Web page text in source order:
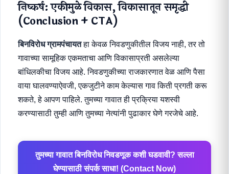
निष्कर्ष: एकीमुळे विकास, विकासातून समृद्धी
(Conclusion + CTA)
बिनविरोध ग्रामपंचायतहा केवळ निवडणुकीतील विजय नाही, तर तो
गावाच्या सामूहिक एकमताचा आणि विकासाप्रती असलेल्या
बांधिलकीचा विजय आहे. निवडणुकीच्या राजकारणात वेळ आणि पैसा
वाया घालवण्याऐवजी, एकजुटीने काम केल्यास गाव किती प्रगती करू
शकते, हे आपण पाहिले. तुमच्या गावात ही प्रक्रिया यशस्वी
करण्यासाठी तुम्ही आणि तुमच्या नेत्यांनी पुढाकार घेणे गरजेचे आहे.
तुमच्या गावात बिनविरोध निवडणूक कशी घडवावी? सल्ला
घेण्यासाठी संपर्क साधा! (Contact Now)